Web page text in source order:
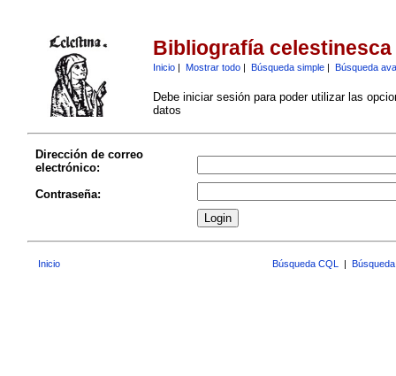
Bibliografía celestinesca
Inicio| Mostrar todo| Búsqueda simple| Búsqueda
Debe iniciar sesión para poder utilizar las
datos
Dirección de correo
electrónico:
Contraseña:
Inicio Búsqueda CQL |